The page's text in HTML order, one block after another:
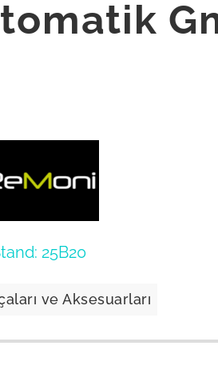
25B20
ve Aksesuarları